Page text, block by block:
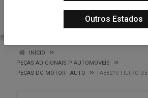
INÍCIO
PEÇAS ADICIONAIS P AUTOMOVEIS
PECAS DO MOTOR - AUTO
FA8821S FILTRO
Outros Estados